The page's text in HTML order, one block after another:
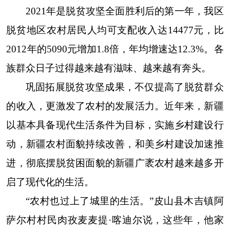
2021年是脱贫攻坚全面胜利后的第一年，我区
脱贫地区农村居民人均可支配收入达14477元，比
2012年的5090元增加1.8倍，年均增速达12.3%。各
族群众日子过得越来越有滋味、越来越有奔头。
巩固拓展脱贫攻坚成果，不仅提高了脱贫群众
的收入，更激发了农村的发展活力。近年来，新疆
以基本具备现代生活条件为目标，实施乡村建设行
动，新疆农村面貌持续改善，和美乡村建设加速推
进，彻底摆脱贫困面貌的新疆广袤农村越来越多开
启了现代化的生活。
“农村也过上了城里的生活。”皮山县木吉镇阿
萨尔村村民肉孜麦麦提·喀迪尔说，这些年，他家